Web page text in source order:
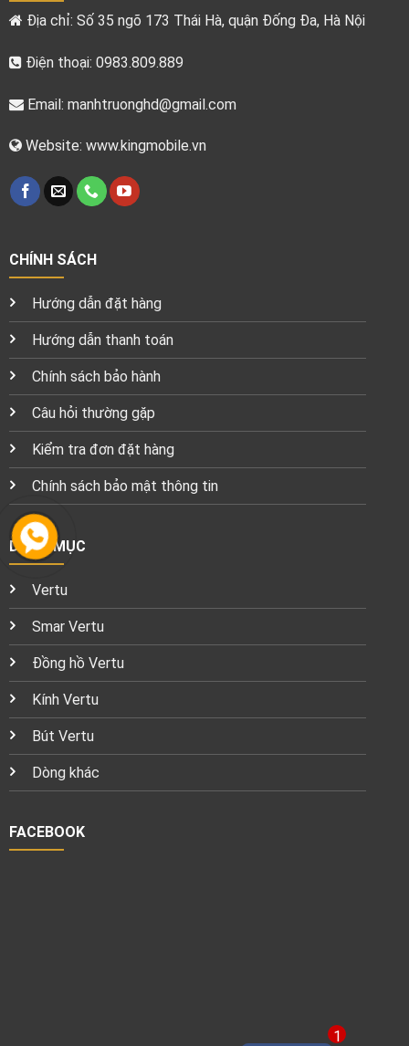
Địa chỉ: Số 35 ngõ 173 Thái Hà, quận Đống Đa, Hà Nội
Điện thoại: 0983.809.889
Email: manhtruonghd@gmail.com
Website: www.kingmobile.vn
CHÍNH SÁCH
Hướng dẫn đặt hàng
Hướng dẫn thanh toán
Chính sách bảo hành
Câu hỏi thường gặp
Kiểm tra đơn đặt hàng
Chính sách bảo mật thông tin
DANH MỤC
Vertu
Smar Vertu
Đồng hồ Vertu
Kính Vertu
Bút Vertu
Dòng khác
FACEBOOK
1